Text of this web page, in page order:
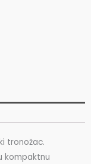
tronožac.
kompaktnu